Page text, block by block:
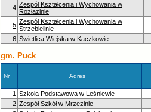
4 Zespół Kształcenia i Wychowania w
Rozłazinie
5 Zespół Kształcenia i Wychowania w
Strzebielinie
6 Świetlica Wiejska w Kaczkowie
gm. Puck
Nr Adres
1 Szkoła Podstawowa w Leśniewie
2 Zespół Szkół w Mrzezinie